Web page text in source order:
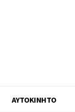
ΑΥΤΟΚΙΝΗΤΟ